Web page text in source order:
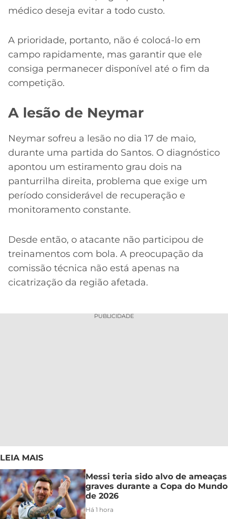
médico deseja evitar a todo custo.
A prioridade, portanto, não é colocá-lo em
campo rapidamente, mas garantir que ele
consiga permanecer disponível até o fim da
competição.
A lesão de Neymar
Neymar sofreu a lesão no dia 17 de maio,
durante uma partida do Santos. O diagnóstico
apontou um estiramento grau dois na
panturrilha direita, problema que exige um
período considerável de recuperação e
monitoramento constante.
Desde então, o atacante não participou de
treinamentos com bola. A preocupação da
comissão técnica não está apenas na
cicatrização da região afetada.
PUBLICIDADE
LEIA MAIS
Messi teria sido alvo de ameaças
graves durante a Copa do Mundo
de 2026
Há 1 hora